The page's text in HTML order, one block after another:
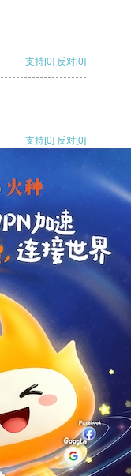
支持[0] 反对[0]
支持[0] 反对[0]
支持[0] 反对
支持
反对 [0]
支持[0] 反对[0]